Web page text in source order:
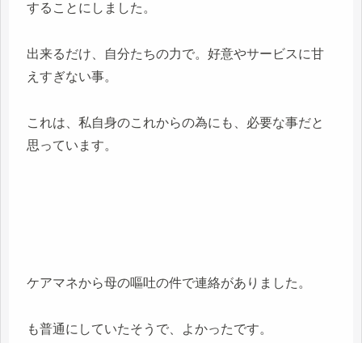
することにしました。
出来るだけ、自分たちの力で。好意やサービスに甘
えすぎない事。
これは、私自身のこれからの為にも、必要な事だと
思っています。
ケアマネから母の嘔吐の件で連絡がありました。
も普通にしていたそうで、よかったです。